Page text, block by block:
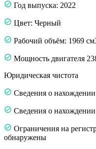
Год выпуска: 2022
Цвет: Черный
Рабочий объём: 1969
Мощность двигателя
Юридическая чистота
Сведения о
Сведения о
Ограничения на
обнаружены